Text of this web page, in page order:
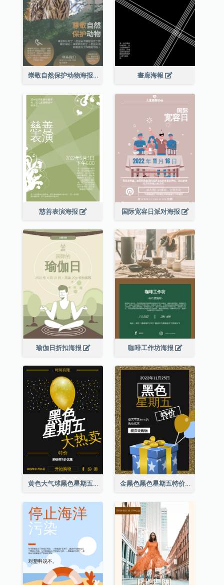
崇敬自然保护动物海报 畫廊海報
慈善表演海报 国际宽容日派对海报
瑜伽日折扣海报 咖啡工作坊海报
黄色大气球黑色星期五特价海报 金黑色黑色星期五特价海报